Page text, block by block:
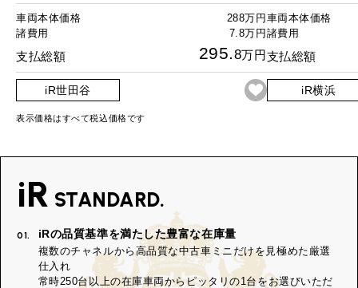
車両本体価格
288万円
諸費用
7.8万円
支払総額 295.8万円
iR世田谷
車両本体価格
諸費用
支払総額
iR横浜
表示価格はすべて税込価格です
iR STANDARD.
01. iRの品質基準を満たした豊富な在庫量
複数のチャネルから高品質な中古車ミニだけを見極めた厳選
仕入れ
常時250台以上の在庫車両からピッタリの1台をお選びいただ